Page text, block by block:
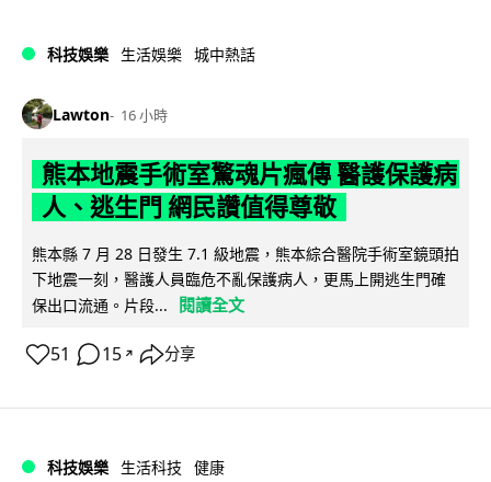
科技娛樂 生活娛樂 城中熱話
Lawton 16 小時
熊本地震手術室驚魂片瘋傳 醫護保護病
人、逃生門 網民讚值得尊敬
熊本縣 7 月 28 日發生 7.1 級地震，熊本綜合醫院手術室鏡頭拍
下地震一刻，醫護人員臨危不亂保護病人，更馬上開逃生門確
保出口流通。片段...
閱讀全文
51 15 ↗ 分享
科技娛樂 生活科技 健康